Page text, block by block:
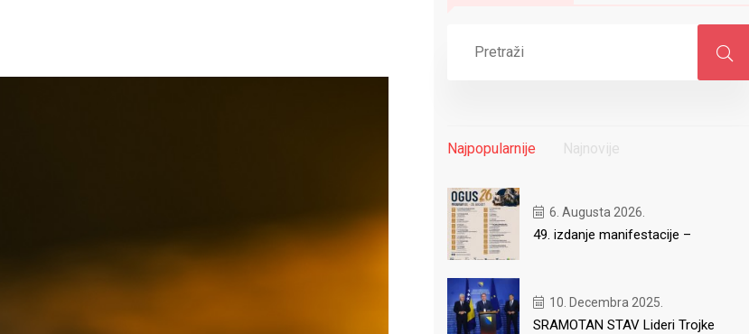
Najpopularnije Najnovije
6. Augusta 2026.
49. izdanje manifestacije –
10. Decembra 2025.
SRAMOTAN STAV Lideri Trojke